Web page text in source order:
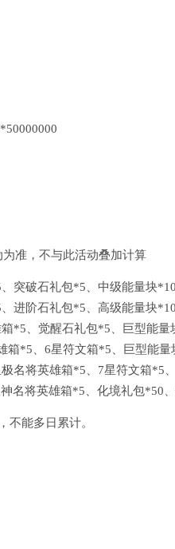
准，不与此活动叠加计算
突破石礼包*5、中级能量块*10
进阶石礼包*5、高级能量块*10
*5、觉醒石礼包*5、巨型能量
箱*5、6星符文箱*5、巨型能量
名将英雄箱*5、7星符文箱*5
名将英雄箱*5、化境礼包*50
不能多日累计。